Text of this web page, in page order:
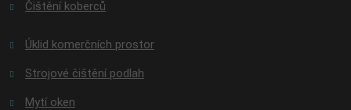
Čištění koberců
Úklid komerčních prostor
Strojové čištění podlah
Mytí oken